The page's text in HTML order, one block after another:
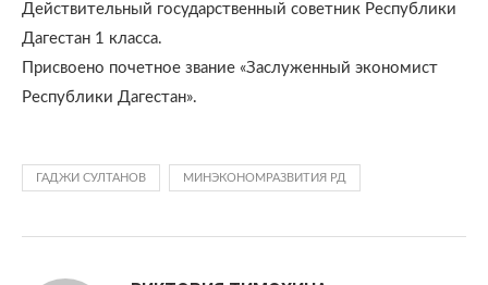
Действительный государственный советник Республики
Дагестан 1 класса.
Присвоено почетное звание «Заслуженный экономист
Республики Дагестан».
ГАДЖИ СУЛТАНОВ МИНЭКОНОМРАЗВИТИЯ РД